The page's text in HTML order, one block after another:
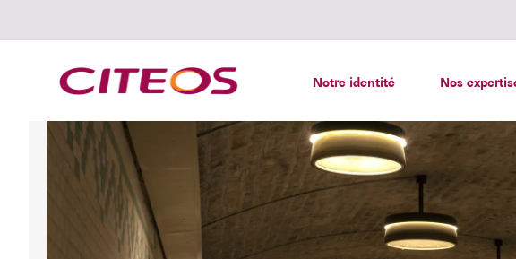
Notre identité Nos
Rechercher :